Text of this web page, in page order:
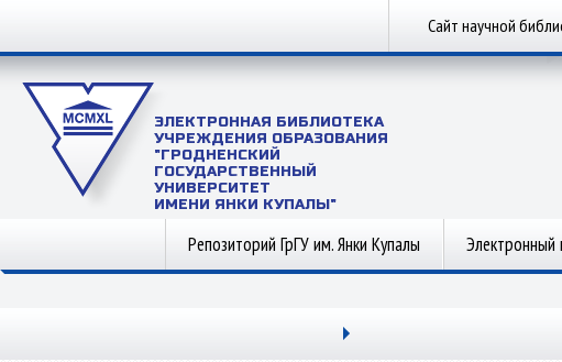
Сайт научной
ЭЛЕКТРОННАЯ БИБЛИОТЕКА
УЧРЕЖДЕНИЯ ОБРАЗОВАНИЯ
"ГРОДНЕНСКИЙ
ГОСУДАРСТВЕННЫЙ
УНИВЕРСИТЕТ
ИМЕНИ ЯНКИ КУПАЛЫ"
Репозиторий ГрГУ им. Янки Купалы Электронный